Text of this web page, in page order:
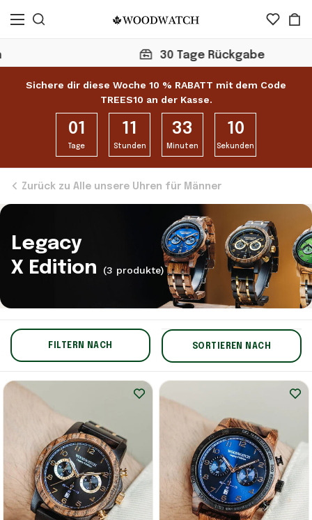
30 Tage Rückgabe
Sichere dir diese Woche 10 % RABATT mit dem Code
TREES10 an der Kasse.
01
Tage
11
Stunden
33
Minuten
09
Sekunden
Zurück zu Alle unsere Uhren für Männer
Legacy
X Edition
(3 produkte)
FILTERN NACH SORTIEREN NACH